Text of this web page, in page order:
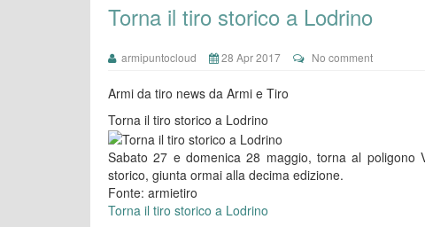
Torna il tiro storico a Lodrino
armipuntocloud 28 Apr 2017 No comment
Armi da tiro news da Armi e Tiro
Torna il tiro storico a Lodrino
Sabato 27 e domenica 28 maggio, torna al poligono
storico, giunta ormai alla decima edizione.
Fonte: armietiro
Torna il tiro storico a Lodrino